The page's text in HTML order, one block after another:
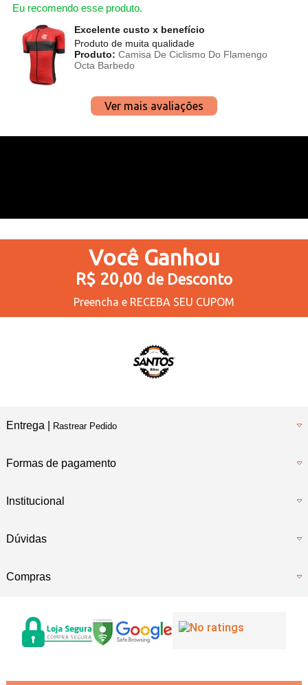
Eu recomendo esse produto.
Excelente custo x benefício
Produto de muita qualidade
Produto: Camisa De Ciclismo Do Flamengo
Octa Barbedo
Ver mais avaliações
Você Ganhou
R$ 20,00 de Desconto
Preencha e RECEBA SEU CUPOM
Entrega | Rastrear Pedido
Formas de pagamento
Institucional
Dúvidas
Compras